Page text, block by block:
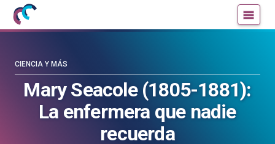
Mujeres
con
blog
Mary Seacole (1805-1881):
La enfermera que nadie
recuerda
CIENCIA Y MÁS